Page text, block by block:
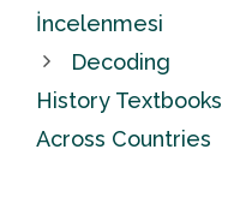
İncelenmesi
Decoding
History Textbooks
Across Countries